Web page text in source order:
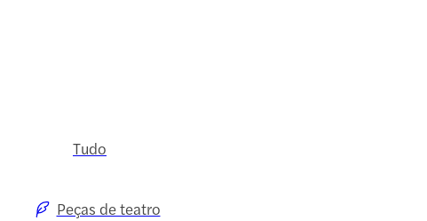
Tudo
Peças de teatro